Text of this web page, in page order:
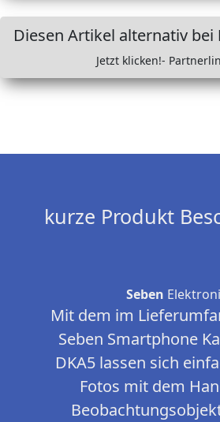
Diesen Artikel alternativ bei
Jetzt klicken!-
kurze Produkt
Seben
Mit dem im
Seben Smartphone
DKA5 lassen sich
Fotos mit dem